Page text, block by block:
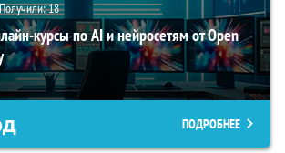
Получили:18
курсы по AI и нейросетям от Open
ПОДРОБНЕЕ